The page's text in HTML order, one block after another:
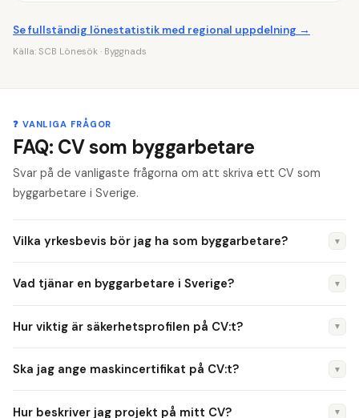
Se fullständig lönestatistik med regional uppdelning →
Källa: SCB Lönesök · Byggnads
❓ VANLIGA FRÅGOR
FAQ: CV som byggarbetare
Svar på de vanligaste frågorna om att skriva ett CV som
byggarbetare i Sverige.
Vilka yrkesbevis bör jag ha som byggarbetare? ▼
är branschstandard. Utöver det krävs ofta Heta arbeten,
med utfärdandeår.
Vad tjänar en byggarbetare i Sverige? ▼
på inriktning, ort och erfarenhet. Betongarbetare och
kollektivavtalet med Byggnads.
Hur viktig är säkerhetsprofilen på CV:t? ▼
säkerhetsmedvetenhet. Ange alla utbildningar (Heta
Ska jag ange maskincertifikat på CV:t? ▼
Hur beskriver jag projekt på mitt CV? ▼